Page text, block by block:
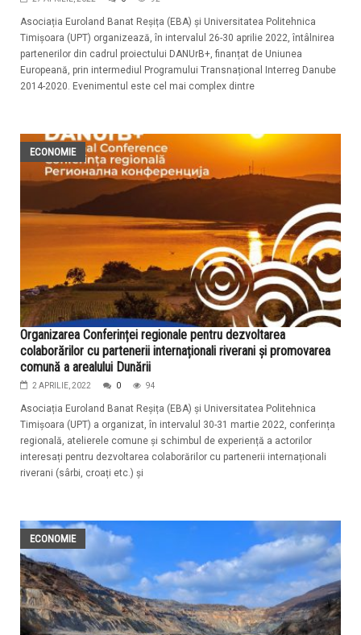
Asociația Euroland Banat Reșița (EBA) și Universitatea Politehnica
Timișoara (UPT) organizează, în intervalul 26-30 aprilie 2022, întâlnirea
partenerilor din cadrul proiectului DANUrB+, finanțat de Uniunea
Europeană, prin intermediul Programului Transnațional Interreg Danube
2014-2020. Evenimentul este cel mai complex dintre
ECONOMIE
Organizarea Conferinței regionale pentru dezvoltarea
colaborărilor cu partenerii internaționali riverani și promovarea
comună a arealului Dunării
2 APRILIE, 2022 0 94
Asociația Euroland Banat Reșița (EBA) și Universitatea Politehnica
Timișoara (UPT) a organizat, în intervalul 30-31 martie 2022, conferința
regională, atelierele comune și schimbul de experiență a actorilor
interesați pentru dezvoltarea colaborărilor cu partenerii internaționali
riverani (sârbi, croați etc.) și
ECONOMIE